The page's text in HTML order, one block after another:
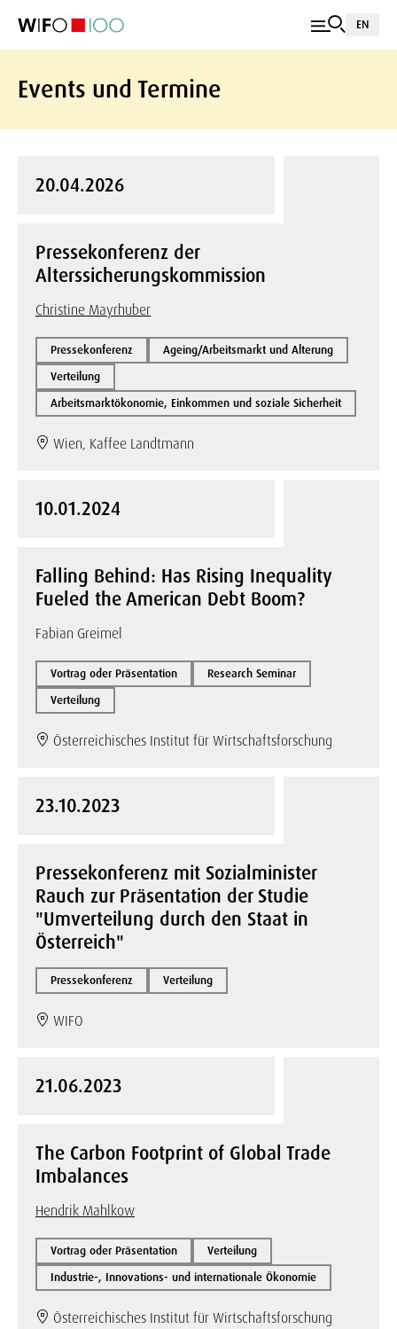
EN
Events und Termine
20.04.2026
Pressekonferenz der
Alterssicherungskommission
Christine Mayrhuber
Pressekonferenz
Ageing/Arbeitsmarkt und Alterung
Verteilung
Arbeitsmarktökonomie, Einkommen und soziale Sicherheit
Wien, Kaffee Landtmann
10.01.2024
Falling Behind: Has Rising Inequality
Fueled the American Debt Boom?
Fabian Greimel
Vortrag oder Präsentation
Research Seminar
Verteilung
Österreichisches Institut für Wirtschaftsforschung
23.10.2023
Pressekonferenz mit Sozialminister
Rauch zur Präsentation der Studie
"Umverteilung durch den Staat in
Österreich"
Pressekonferenz Verteilung
WIFO
21.06.2023
The Carbon Footprint of Global Trade
Imbalances
Hendrik Mahlkow
Vortrag oder Präsentation
Verteilung
Industrie-, Innovations- und internationale Ökonomie
Österreichisches Institut für Wirtschaftsforschung